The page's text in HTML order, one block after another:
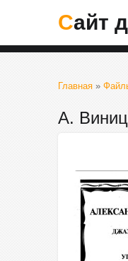
Сайт
Главная »
А.